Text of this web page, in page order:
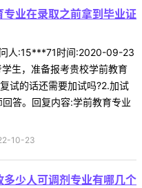
业在录取之前拿到毕业证
人:15***71时间:2020-09-23
生，准备报考贵校学前教育
试的话还需要加试吗?2.加试
答。回复内容:学前教育专业
10-23
少人可调剂专业有哪几个